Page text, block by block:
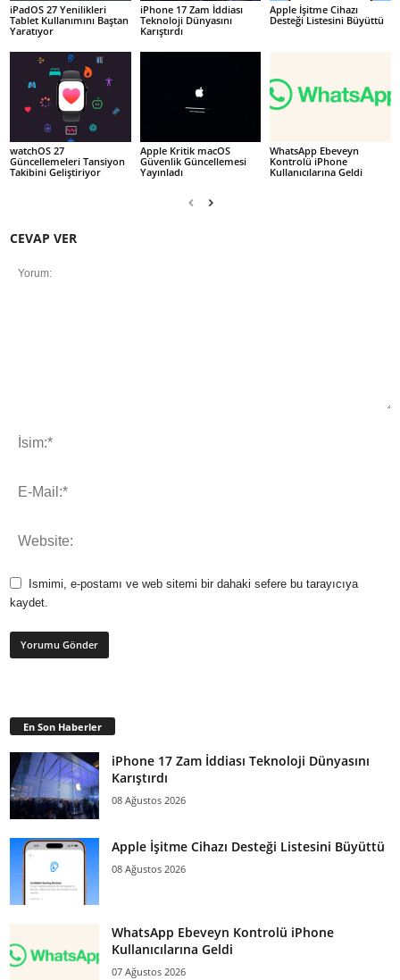
iPadOS 27 Yenilikleri
Tablet Kullanımını Baştan
Yaratıyor
iPhone 17 Zam İddiası
Teknoloji Dünyasını
Karıştırdı
Apple İşitme Cihazı
Desteği Listesini Büyüttü
watchOS 27
Güncellemeleri Tansiyon
Takibini Geliştiriyor
Apple Kritik macOS
Güvenlik Güncellemesi
Yayınladı
WhatsApp Ebeveyn
Kontrolü iPhone
Kullanıcılarına Geldi
CEVAP VER
Ismimi, e-postamı ve web sitemi bir dahaki sefere bu tarayıcıya
kaydet.
En Son Haberler
iPhone 17 Zam İddiası Teknoloji Dünyasını
Karıştırdı
08 Ağustos 2026
Apple İşitme Cihazı Desteği Listesini Büyüttü
08 Ağustos 2026
WhatsApp Ebeveyn Kontrolü iPhone
Kullanıcılarına Geldi
07 Ağustos 2026